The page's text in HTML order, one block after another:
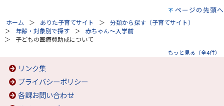
ページの先頭へ
ホーム ありた子育てサイト
分類から探す（子育てサイト）
年齢・対象別で探す
赤ちゃん～入学前
子どもの医療費助成について
もっと見る（全4件）
リンク集
プライバシーポリシー
各課お問い合わせ